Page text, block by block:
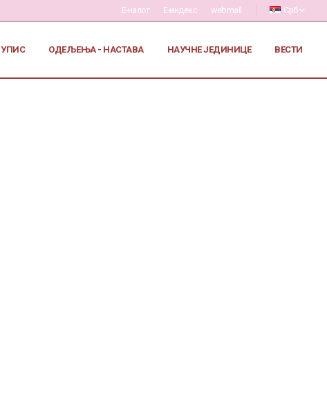
Е-налог Е-индекс webmail Срб
УПИС ОДЕЉЕЊА - НАСТАВА НАУЧНЕ ЈЕДИНИЦЕ ВЕСТИ